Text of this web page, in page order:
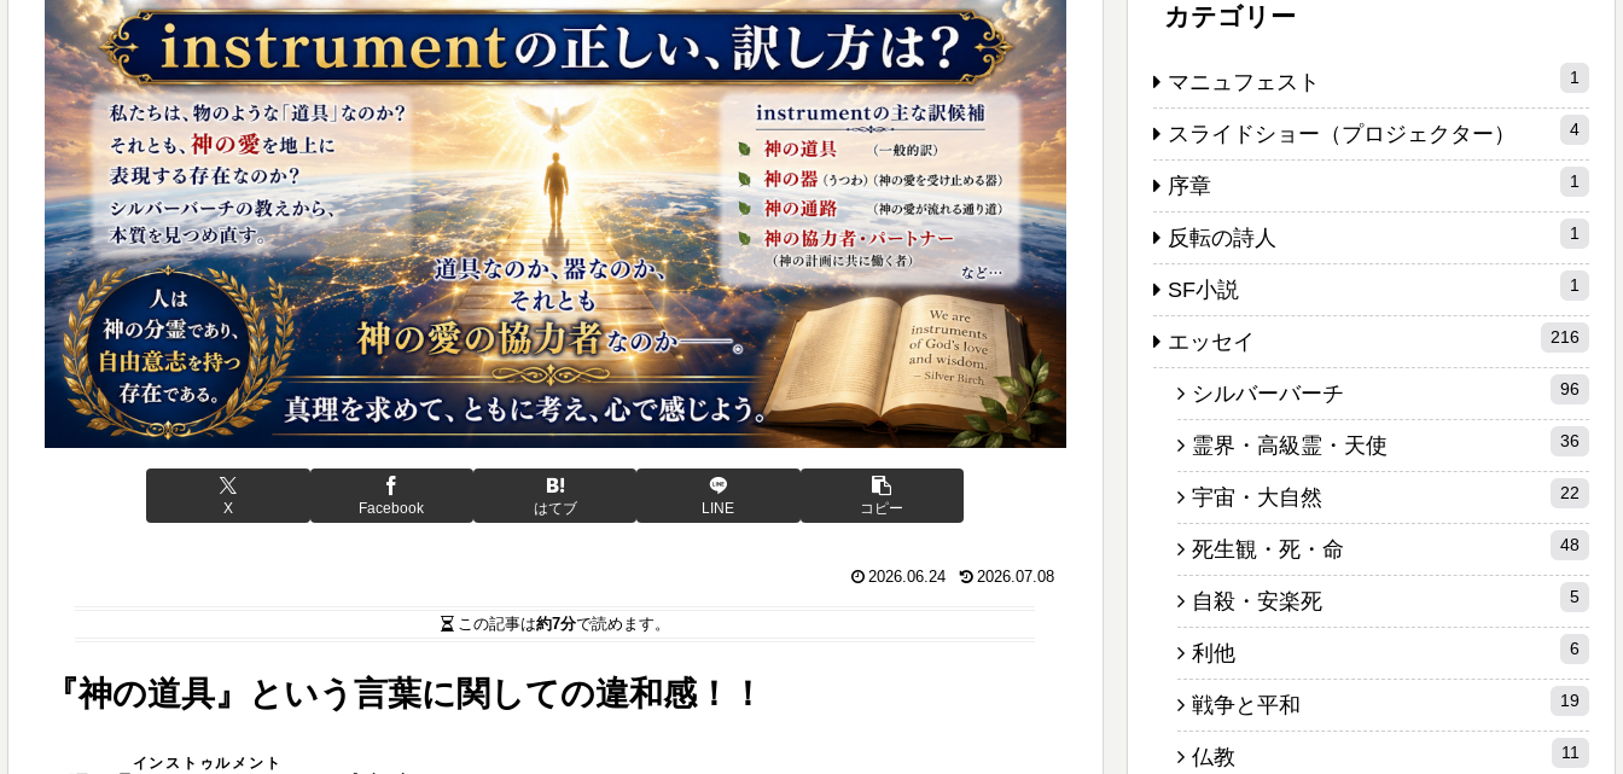
X Facebook はてブ LINE コピー
2026.06.24 2026.07.08
この記事は約7分で読めます。
『神の道具』という言葉に関しての違和感！！
インストゥルメント
カテゴリー
マニュフェスト 1
スライドショー（プロジェクター） 4
序章 1
反転の詩人 1
SF小説 1
エッセイ 216
シルバーバーチ 96
霊界・高級霊・天使 36
宇宙・大自然 22
死生観・死・命 48
自殺・安楽死 5
利他 6
戦争と平和 19
仏教 11